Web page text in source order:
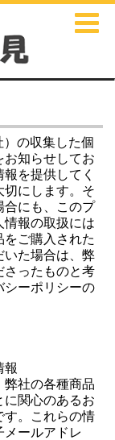
）の収集した個
お知らせしてお
を提供してく
切にします。そ
合にも、このプ
情報の取扱には
ご購入された
いた場合は、弊
さったものと考
シーポリシーの
報
弊社の各種商品
に関心のあるお
す。これらの情
ールアドレ